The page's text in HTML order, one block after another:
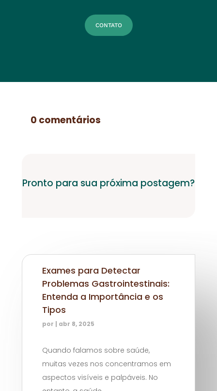
CONTATO
0 comentários
Pronto para sua próxima postagem?
Exames para Detectar
Problemas Gastrointestinais:
Entenda a Importância e os
Tipos
por | abr 8, 2025
Quando falamos sobre saúde,
muitas vezes nos concentramos em
aspectos visíveis e palpáveis. No